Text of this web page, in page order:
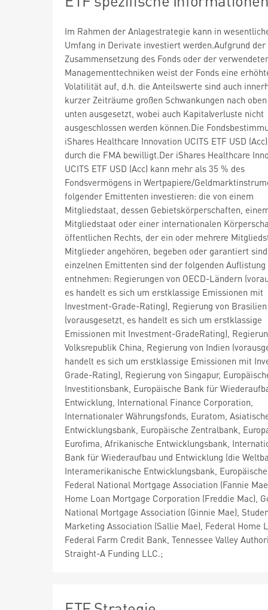
Im Rahmen der Anlagestrategie kann in
Umfang in Derivate investiert werden.Aufgrund der
Zusammensetzung des Fonds oder der
Managementtechniken weist der Fonds eine
Volatilität auf, d.h. die Anteilswerte sind auch
kurzer Zeiträume großen Schwankungen nach
unten ausgesetzt, wobei auch Kapitalverluste nicht
ausgeschlossen werden können.Die
iShares Healthcare Innovation UCITS ETF USD
durch die FMA bewilligt.Der iShares Healthcare
UCITS ETF USD (Acc) kann mehr als 35 % des
Fondsvermögens in Wertpapiere/
folgender Emittenten investieren: die von einem
Mitgliedstaat, dessen Gebietskörperschaften,
Mitgliedstaat oder einer internationalen
öffentlichen Rechts, der ein oder mehrere
Mitglieder angehören, begeben oder garantiert
einzelnen Emittenten sind der folgenden Auflistung
entnehmen: Regierungen von OECD-Ländern
es handelt es sich um erstklassige Emissionen mit
Investment-Grade-Rating), Regierung von Brasilien
(vorausgesetzt, es handelt es sich um erstklassige
Emissionen mit Investment-GradeRating),
Volksrepublik China, Regierung von Indien
handelt es sich um erstklassige Emissionen mit
Grade-Rating), Regierung von Singapur,
Investitionsbank, Europäische Bank für
Entwicklung, International Finance Corporation,
Internationaler Währungsfonds, Euratom,
Entwicklungsbank, Europäische Zentralbank,
Eurofima, Afrikanische Entwicklungsbank,
Bank für Wiederaufbau und Entwicklung (die
Interamerikanische Entwicklungsbank,
Federal National Mortgage Association (Fannie
Home Loan Mortgage Corporation (Freddie Mac),
National Mortgage Association (Ginnie Mae),
Marketing Association (Sallie Mae), Federal Home
Federal Farm Credit Bank, Tennessee Valley
Straight-A Funding LLC.;